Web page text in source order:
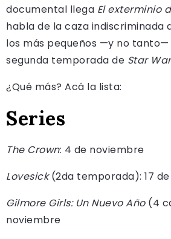
documental llega El exterminio
habla de la caza indiscriminada
los más pequeños —y no
segunda temporada de Star
¿Qué más? Acá la lista:
Series
The Crown: 4 de noviembre
Lovesick(2da temporada): 17
Gilmore Girls: Un Nuevo Año(4
noviembre